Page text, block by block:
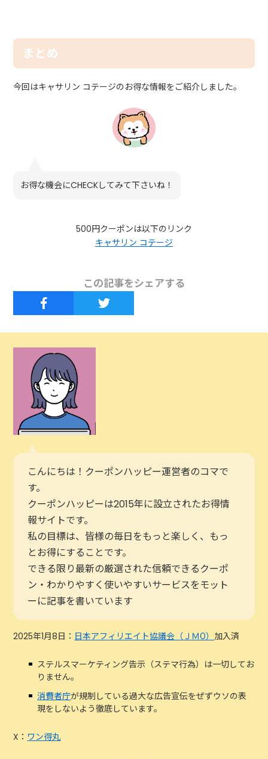
まとめ
今回はキャサリン コテージのお得な情報をご紹介しました。
お得な機会にCHECKしてみて下さいね！
500円クーポンは以下のリンク
キャサリン コテージ
この記事をシェアする
こんにちは！クーポンハッピー運営者のコマで
す。
クーポンハッピーは2015年に設立されたお得情
報サイトです。
私の目標は、皆様の毎日をもっと楽しく、もっ
とお得にすることです。
できる限り最新の厳選された信頼できるクーポ
ン・わかりやすく使いやすいサービスをモット
ーに記事を書いています
2025年1月8日： 日本アフィリエイト協議会（ＪＭО） 加入済
ステルスマーケティング告示（ステマ行為）は一切してお
りません。
消費者庁が規制している過大な広告宣伝をぜずウソの表
現をしないよう徹底しています。
X： ワン得丸